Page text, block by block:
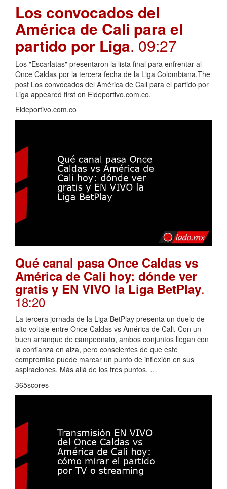
Los convocados del
América de Cali para el
partido por Liga. 09:27
Los "Escarlatas" presentaron la lista final para enfrentar al
Once Caldas por la tercera fecha de la Liga Colombiana.The
post Los convocados del América de Cali para el partido por
Liga appeared first on Eldeportivo.com.co.
Eldeportivo.com.co
Qué canal pasa Once Caldas vs
América de Cali hoy: dónde ver
gratis y EN VIVO la Liga BetPlay.
18:20
La tercera jornada de la Liga BetPlay presenta un duelo de
alto voltaje entre Once Caldas vs América de Cali. Con un
buen arranque de campeonato, ambos conjuntos llegan con
la confianza en alza, pero conscientes de que este
compromiso puede marcar un punto de inflexión en sus
aspiraciones. Más allá de los tres puntos, …
365scores